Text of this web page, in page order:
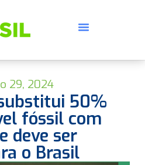
29, 2024
50%
fóssil com
deve ser
o Brasil